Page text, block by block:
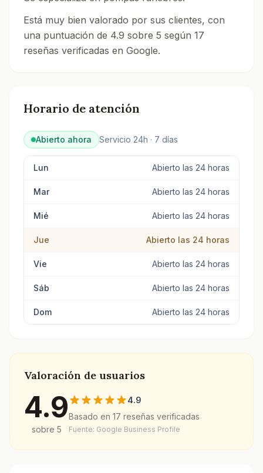
Está muy bien valorado por sus clientes, con
una puntuación de 4.9 sobre 5 según 17
reseñas verificadas en Google.
Horario de atención
Abierto ahora Servicio 24h · 7 días
Lun Abierto las 24 horas
Mar Abierto las 24 horas
Mié Abierto las 24 horas
Jue Abierto las 24 horas
Vie Abierto las 24 horas
Sáb Abierto las 24 horas
Dom Abierto las 24 horas
Valoración de usuarios
4.9
sobre 5
4.9
Basado en 17 reseñas verificadas
Fuente: Google Business Profile